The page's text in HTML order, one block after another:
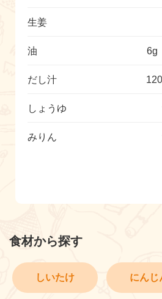
生姜
油 6g
だし汁
しょうゆ
みりん
食材から探す
しいたけ にんじ